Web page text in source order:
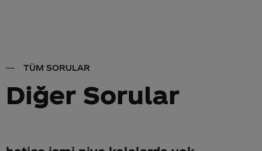
TÜM SORULAR
Diğer Sorular